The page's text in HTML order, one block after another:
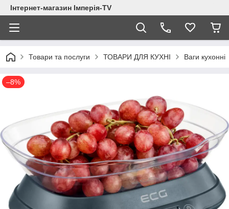
Інтернет-магазин Імперія-TV
Товари та послуги ТОВАРИ ДЛЯ КУХНІ Ваги кухонні
–8%